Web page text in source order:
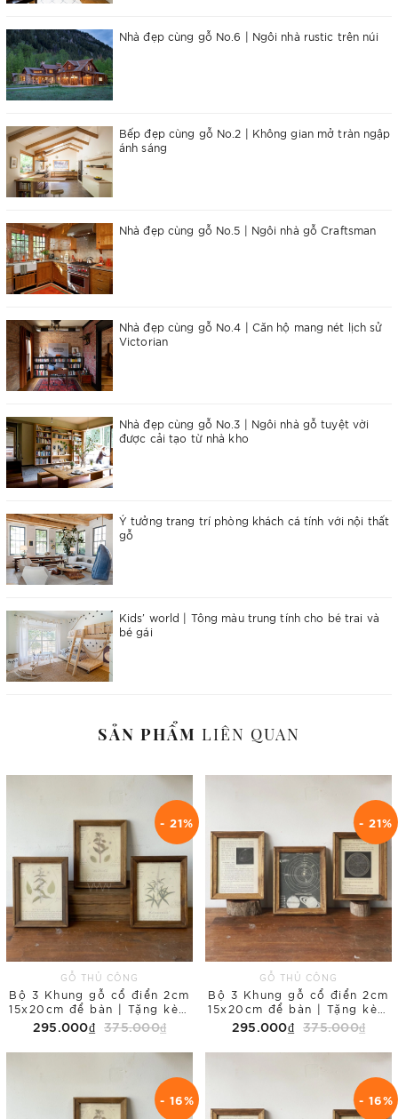
Nhà đẹp cùng gỗ No.6 | Ngôi nhà rustic trên núi
Bếp đẹp cùng gỗ No.2 | Không gian mở tràn ngập
ánh sáng
Nhà đẹp cùng gỗ No.5 | Ngôi nhà gỗ Craftsman
Nhà đẹp cùng gỗ No.4 | Căn hộ mang nét lịch sử
Victorian
Nhà đẹp cùng gỗ No.3 | Ngôi nhà gỗ tuyệt vời
được cải tạo từ nhà kho
Ý tưởng trang trí phòng khách cá tính với nội thất
gỗ
Kids’ world | Tông màu trung tính cho bé trai và
bé gái
SẢN PHẨM LIÊN QUAN
- 21%
GỖ THỦ CÔNG
Bộ 3 Khung gỗ cổ điển 2cm
15x20cm để bàn | Tặng kèm
tranh in Floral
295.000₫ 375.000₫
- 21%
GỖ THỦ CÔNG
Bộ 3 Khung gỗ cổ điển 2cm
15x20cm để bàn | Tặng kèm
tranh in Galaxy
295.000₫ 375.000₫
- 16% - 16%